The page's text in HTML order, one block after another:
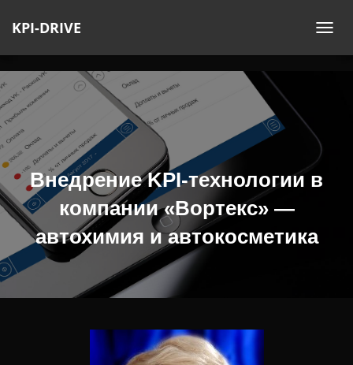
KPI-DRIVE
Е
Внедрение KPI-технологии в
компании «Вортекс» —
автохимия и автокосметика